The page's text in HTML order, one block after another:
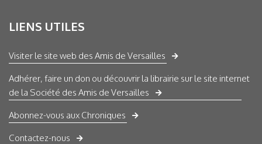
LIENS UTILES
Visiter le site web des Amis de Versailles
Adhérer, faire un don ou découvrir la librairie sur le site internet
de la Société des Amis de Versailles
Abonnez-vous aux Chroniques
Contactez-nous